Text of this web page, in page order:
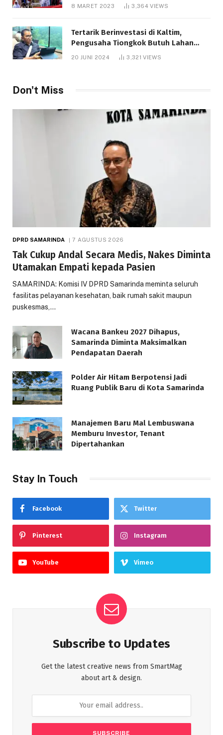
8 MARET 2023 3,364VIEWS
Tertarik Berinvestasi di Kaltim,
Pengusaha Tiongkok Butuh Lahan
1.000 Hektare
20 JUNI 2024 3,321VIEWS
Don't Miss
DPRD SAMARINDA 7 AGUSTUS 2026
Tak Cukup Andal Secara Medis, Nakes Diminta
Utamakan Empati kepada Pasien
SAMARINDA: Komisi IV DPRD Samarinda meminta seluruh
fasilitas pelayanan kesehatan, baik rumah sakit maupun
puskesmas,…
Wacana Bankeu 2027 Dihapus,
Samarinda Diminta Maksimalkan
Pendapatan Daerah
Polder Air Hitam Berpotensi Jadi
Ruang Publik Baru di Kota Samarinda
Manajemen Baru Mal Lembuswana
Memburu Investor, Tenant
Dipertahankan
Stay In Touch
Facebook Twitter
Pinterest Instagram
YouTube Vimeo
Subscribe to Updates
Get the latest creative news from SmartMag
about art & design.